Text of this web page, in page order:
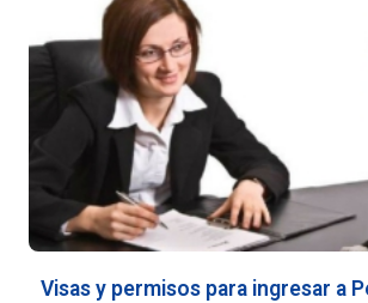
Visas y permisos para ingresar a